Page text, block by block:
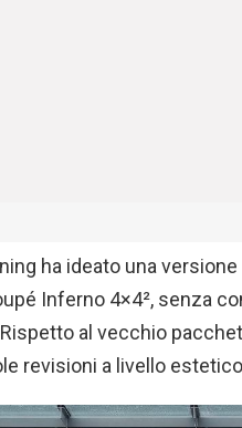
ha ideato una
Inferno 4×4², senza
Rispetto al vecchio
revisioni a livello